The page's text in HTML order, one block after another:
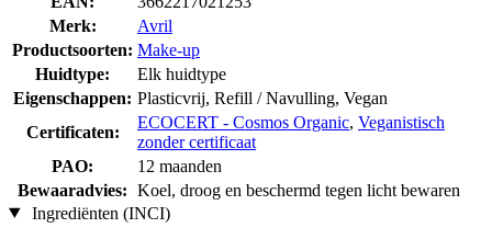
Merk:
Avril
Productsoorten: Make-up
Huidtype:
Elk huidtype
Eigenschappen: Plasticvrij, Refill / Navulling, Vegan
Certificaten:
ECOCERT - Cosmos Organic, Veganistisch
zonder certificaat
PAO:
12 maanden
Bewaaradvies: Koel, droog en beschermd tegen licht bewaren
Ingrediënten (INCI)